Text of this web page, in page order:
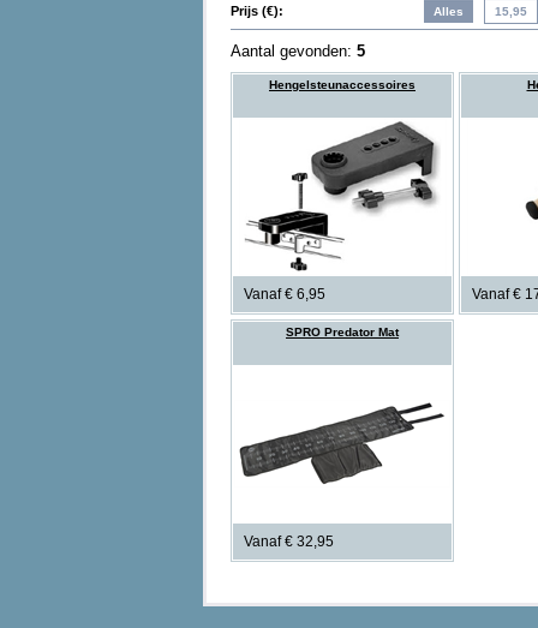
Prijs (€):
Aantal gevonden: 5
Hengelsteunaccessoires
Vanaf € 6,95 Vanaf €
SPRO Predator Mat
Vanaf € 32,95